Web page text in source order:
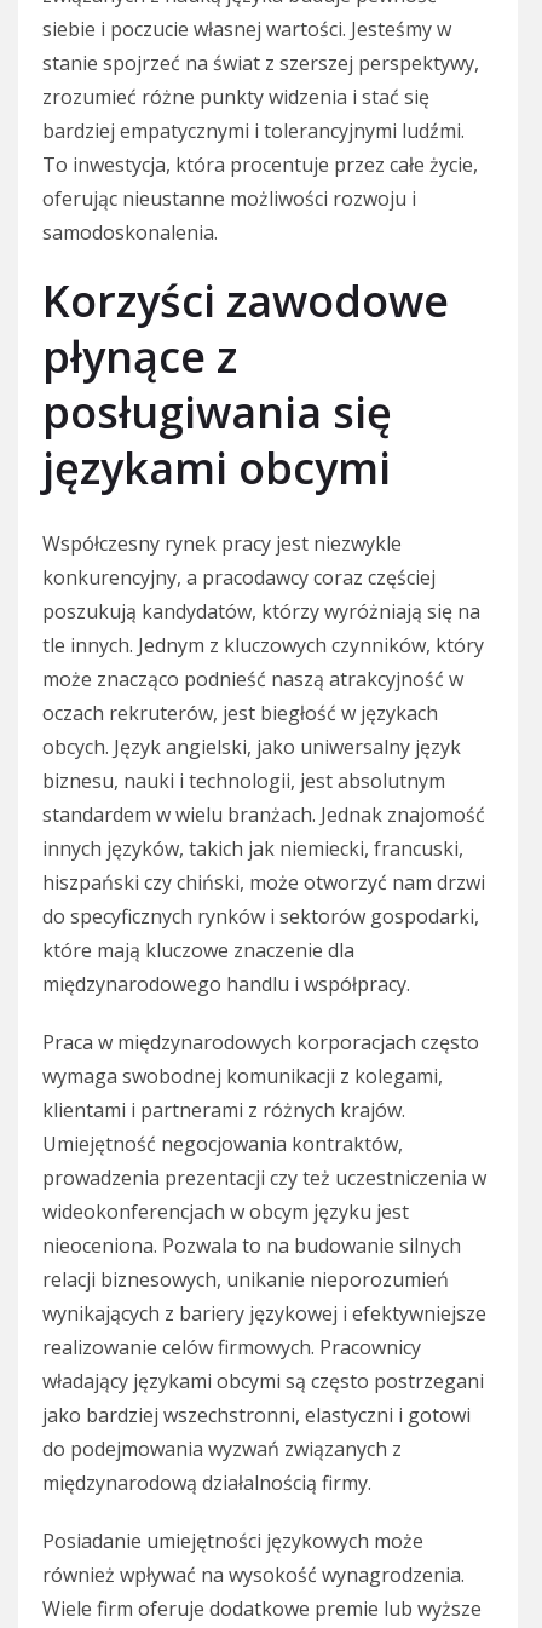
siebie i poczucie własnej wartości. Jesteśmy w
stanie spojrzeć na świat z szerszej perspektywy,
zrozumieć różne punkty widzenia i stać się
bardziej empatycznymi i tolerancyjnymi ludźmi.
To inwestycja, która procentuje przez całe życie,
oferując nieustanne możliwości rozwoju i
samodoskonalenia.
Korzyści zawodowe
płynące z
posługiwania się
językami obcymi
Współczesny rynek pracy jest niezwykle
konkurencyjny, a pracodawcy coraz częściej
poszukują kandydatów, którzy wyróżniają się na
tle innych. Jednym z kluczowych czynników, który
może znacząco podnieść naszą atrakcyjność w
oczach rekruterów, jest biegłość w językach
obcych. Język angielski, jako uniwersalny język
biznesu, nauki i technologii, jest absolutnym
standardem w wielu branżach. Jednak znajomość
innych języków, takich jak niemiecki, francuski,
hiszpański czy chiński, może otworzyć nam drzwi
do specyficznych rynków i sektorów gospodarki,
które mają kluczowe znaczenie dla
międzynarodowego handlu i współpracy.
Praca w międzynarodowych korporacjach często
wymaga swobodnej komunikacji z kolegami,
klientami i partnerami z różnych krajów.
Umiejętność negocjowania kontraktów,
prowadzenia prezentacji czy też uczestniczenia w
wideokonferencjach w obcym języku jest
nieoceniona. Pozwala to na budowanie silnych
relacji biznesowych, unikanie nieporozumień
wynikających z bariery językowej i efektywniejsze
realizowanie celów firmowych. Pracownicy
władający językami obcymi są często postrzegani
jako bardziej wszechstronni, elastyczni i gotowi
do podejmowania wyzwań związanych z
międzynarodową działalnością firmy.
Posiadanie umiejętności językowych może
również wpływać na wysokość wynagrodzenia.
Wiele firm oferuje dodatkowe premie lub wyższe